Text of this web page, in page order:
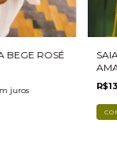
BEGE ROSÉ
juros